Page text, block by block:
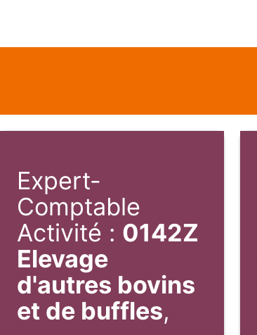
Expert-
Comptable
Activité : 0142Z
Elevage
d'autres bovins
et de buffles,